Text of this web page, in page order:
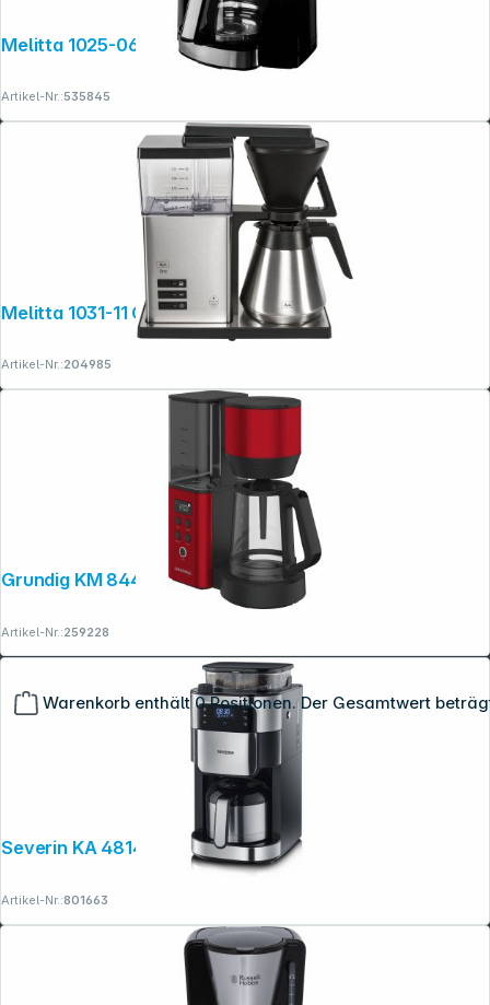
Warenkorb enthält 0 Positionen. Der Gesamtwert
Melitta 1025-06 Look Perfection
Artikel-Nr.:535845
Melitta 1031-11 One Therm, edelstahl
Artikel-Nr.:204985
Grundig KM 8440
Artikel-Nr.:259228
Severin KA 4814 mit Mahlwerk
Artikel-Nr.:801663